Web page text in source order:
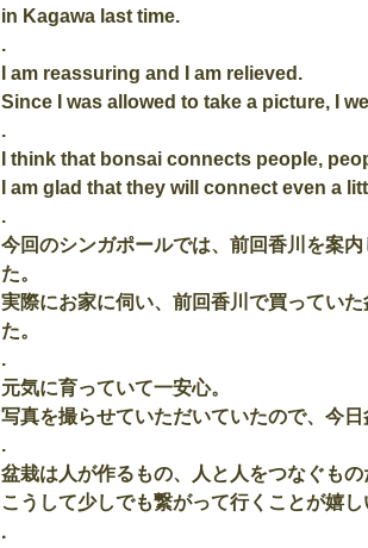
in Kagawa last time.
.
I am reassuring and I am relieved.
Since I was allowed to take a picture, I
.
I think that bonsai connects people,
I am glad that they will connect even a
.
今回のシンガポールでは、前回香川を案
た。
実際にお家に伺い、前回香川で買ってい
た。
.
元気に育っていて一安心。
写真を撮らせていただいていたので、今日
.
盆栽は人が作るもの、人と人をつなぐもの
こうして少しでも繋がって行くことが嬉し
.